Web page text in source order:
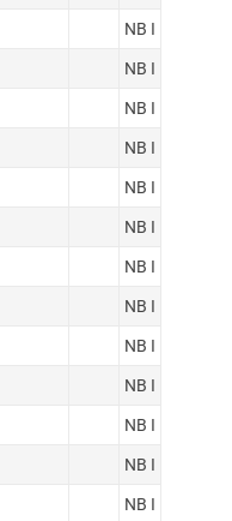
NB I
NB I
NB I
NB I
NB I
NB I
NB I
NB I
NB I
NB I
NB I
NB I
NB I